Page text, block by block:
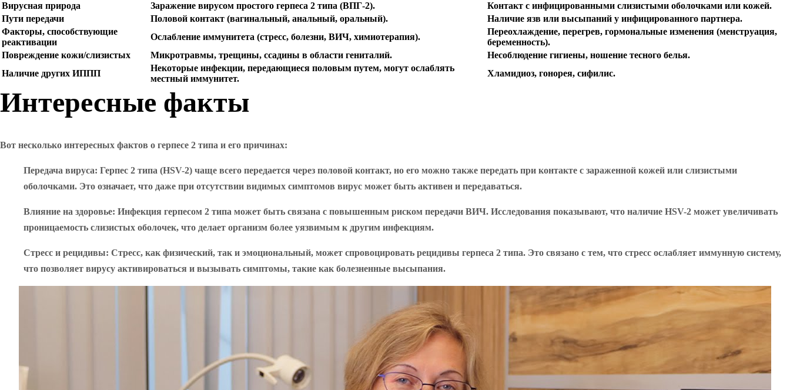
Вирусная природа
Заражение вирусом простого герпеса 2 типа (ВПГ-2).
Контакт с инфицированными слизистыми оболочками или кожей.
Пути передачи
Половой контакт (вагинальный, анальный, оральный).
Наличие язв или высыпаний у инфицированного партнера.
Факторы, способствующие
реактивации
Ослабление иммунитета (стресс, болезни, ВИЧ, химиотерапия).
Переохлаждение, перегрев, гормональные изменения (менструация,
беременность).
Повреждение кожи/слизистых
Микротравмы, трещины, ссадины в области гениталий.
Несоблюдение гигиены, ношение тесного белья.
Наличие других ИППП
Некоторые инфекции, передающиеся половым путем, могут ослаблять
местный иммунитет.
Хламидиоз, гонорея, сифилис.
Интересные факты
Вот несколько интересных фактов о герпесе 2 типа и его причинах:
Передача вируса: Герпес 2 типа (HSV-2) чаще всего передается через половой контакт, но его можно также передать при контакте с зараженной кожей или слизистыми
оболочками. Это означает, что даже при отсутствии видимых симптомов вирус может быть активен и передаваться.
Влияние на здоровье: Инфекция герпесом 2 типа может быть связана с повышенным риском передачи ВИЧ. Исследования показывают, что наличие HSV-2 может увеличивать
проницаемость слизистых оболочек, что делает организм более уязвимым к другим инфекциям.
Стресс и рецидивы: Стресс, как физический, так и эмоциональный, может спровоцировать рецидивы герпеса 2 типа. Это связано с тем, что стресс ослабляет иммунную систему,
что позволяет вирусу активироваться и вызывать симптомы, такие как болезненные высыпания.